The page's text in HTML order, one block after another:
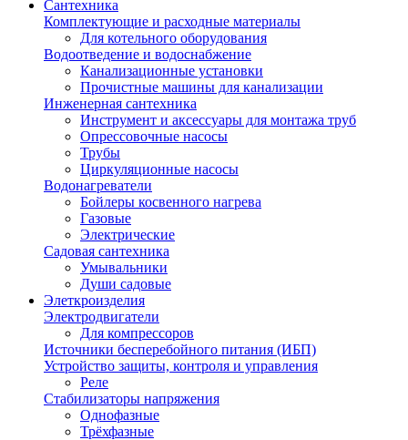
Сантехника
Комплектующие и расходные материалы
Для котельного оборудования
Водоотведение и водоснабжение
Канализационные установки
Прочистные машины для канализации
Инженерная сантехника
Инструмент и аксессуары для монтажа труб
Опрессовочные насосы
Трубы
Циркуляционные насосы
Водонагреватели
Бойлеры косвенного нагрева
Газовые
Электрические
Садовая сантехника
Умывальники
Души садовые
Элеткроизделия
Электродвигатели
Для компрессоров
Источники бесперебойного питания (ИБП)
Устройство защиты, контроля и управления
Реле
Стабилизаторы напряжения
Однофазные
Трёхфазные